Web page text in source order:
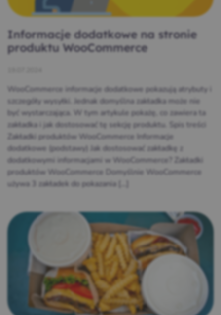
Informacje dodatkowe na stronie
produktu WooCommerce
WooCommerce informacje dodatkowe pokazują atrybuty i
szczegóły wysyłki. Jednak domyślna zakładka może nie
być wystarczająca. W tym artykule pokażę, co zawiera ta
zakładka i jak dostosować tę sekcję produktu. Spis treści
Zakładki produktów WooCommerce Informacje
dodatkowe (podstawy) Jak dostosować zakładkę z
dodatkowymi informacjami w WooCommerce? Zakładki
produktów WooCommerce Domyślnie WooCommerce
używa 3 zakładek do pokazania […]